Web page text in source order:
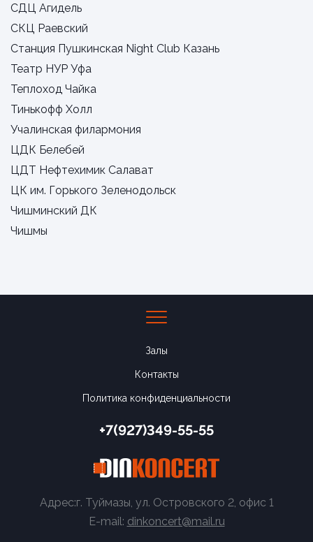
СДЦ Агидель
СКЦ Раевский
Станция Пушкинская Night Club Казань
Театр НУР Уфа
Теплоход Чайка
Тинькофф Холл
Учалинская филармония
ЦДК Белебей
ЦДТ Нефтехимик Салават
ЦК им. Горького Зеленодольск
Чишминский ДК
Чишмы
Залы
Контакты
Политика конфиденциальности
+7(927)349-55-55
Адрес:г. Туймазы, ул. Островского 2, офис 1
E-mail: dinkoncert@mail.ru